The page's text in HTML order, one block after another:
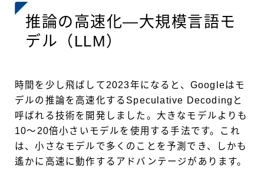
推論の高速化―大規模言語モ
デル（LLM）
時間を少し飛ばして2023年になると、Googleはモ
デルの推論を高速化するSpeculative Decodingと
呼ばれる技術を開発しました。大きなモデルよりも
10〜20倍小さいモデルを使用する手法です。これ
は、小さなモデルで多くのことを予測でき、しかも
遙かに高速に動作するアドバンテージがあります。